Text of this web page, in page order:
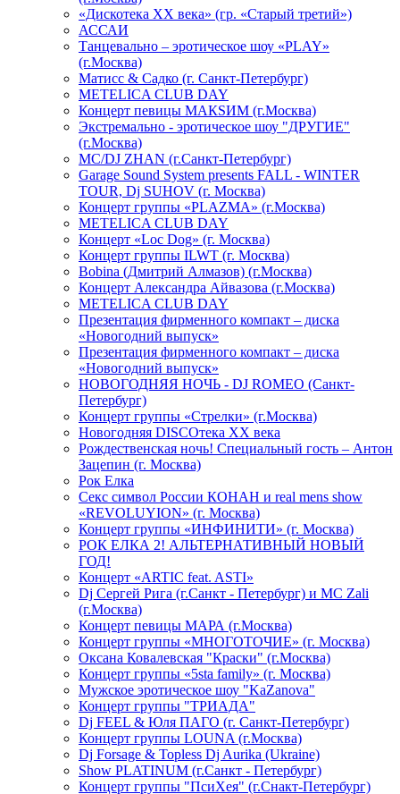
«Дискотека ХХ века» (гр. «Старый третий»)
АССАИ
Танцевально – эротическое шоу «PLAY»
(г.Москва)
Матисс & Садко (г. Санкт-Петербург)
METELICA CLUB DAY
Концерт певицы МАКSИМ (г.Москва)
Экстремально - эротическое шоу "ДРУГИЕ"
(г.Москва)
МС/DJ ZHAN (г.Санкт-Петербург)
Garage Sound System presents FALL - WINTER
TOUR, Dj SUHOV (г. Москва)
Концерт группы «PLAZMA» (г.Москва)
METELICA CLUB DAY
Концерт «Loc Dog» (г. Москва)
Концерт группы ILWT (г. Москва)
Bobina (Дмитрий Алмазов) (г.Москва)
Концерт Александра Айвазова (г.Москва)
METELICA CLUB DAY
Презентация фирменного компакт – диска
«Новогодний выпуск»
Презентация фирменного компакт – диска
«Новогодний выпуск»
НОВОГОДНЯЯ НОЧЬ - DJ ROMEO (Санкт-
Петербург)
Концерт группы «Стрелки» (г.Москва)
Новогодняя DISCOтека ХХ века
Рождественская ночь! Специальный гость – Антон
Зацепин (г. Москва)
Рок Елка
Секс символ России КОНАН и real mens show
«REVOLUYION» (г. Москва)
Концерт группы «ИНФИНИТИ» (г. Москва)
РОК ЕЛКА 2! АЛЬТЕРНАТИВНЫЙ НОВЫЙ
ГОД!
Концерт «ARTIC feat. ASTI»
Dj Сергей Рига (г.Санкт - Петербург) и MC Zali
(г.Москва)
Концерт певицы МАРА (г.Москва)
Концерт группы «МНОГОТОЧИЕ» (г. Москва)
Оксана Ковалевская "Краски" (г.Москва)
Концерт группы «5sta family» (г. Москва)
Мужское эротическое шоу "KaZanova"
Концерт группы "ТРИАДА"
Dj FEEL & Юля ПАГО (г. Санкт-Петербург)
Концерт группы LOUNA (г.Москва)
Dj Forsage & Topless Dj Aurika (Ukraine)
Show PLATINUM (г.Санкт - Петербург)
Концерт группы "ПсиХея" (г.Снакт-Петербург)